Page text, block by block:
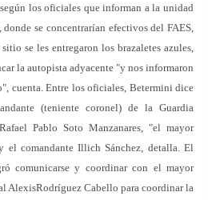
los oficiales que informan a la unidad
se concentrarían efectivos del FAES,
se les entregaron los brazaletes azules,
la autopista adyacente "y nos informaron
cuenta. Entre los oficiales, Betermini dice
(teniente coronel) de la Guardia
Pablo Soto Manzanares, "el mayor
el comandante Illich Sánchez, detalla. El
comunicarse y coordinar con el mayor
AlexisRodríguez Cabello para coordinar la